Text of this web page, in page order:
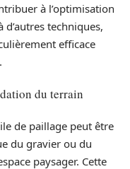
à l’optimisation
techniques,
efficace
du terrain
de paillage peut être
du gravier ou du
paysager. Cette